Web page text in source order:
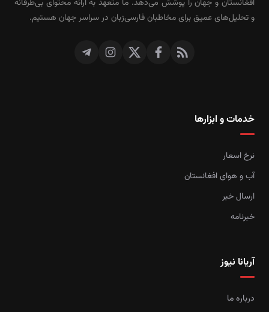
افغانستان و جهان را پوشش می‌دهد. ما متعهد به ارائه محتوای بی‌طرفانه
و تحلیل‌های عمیق برای مخاطبان فارسی‌زبان در سراسر جهان هستیم.
خدمات و ابزارها
نرخ اسعار
آب و هوای افغانستان
ارسال خبر
خبرنامه
آریانا نیوز
درباره ما